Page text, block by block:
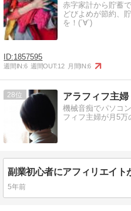
赤字家計から貯蓄
どびよめが節約、
を！(´∀`)
1857595
週間IN:6 週間OUT:12 月間IN:6
28 アラフィフ主婦
機械音痴でパソコ
フィフ主婦が月5万
5年前